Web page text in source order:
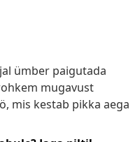
ümber paigutada
mugavust
mis kestab pikka aega